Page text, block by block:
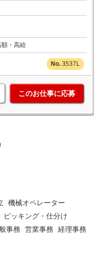
額・高給
3537L
このお仕事に応募
機械オペレーター
ピッキング・仕分け
事務 営業事務
経理事務